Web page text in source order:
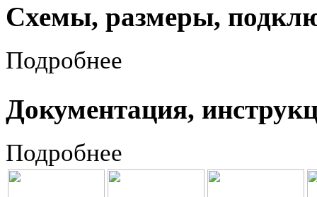
Схемы, размеры,
Подробнее
Документация,
Подробнее